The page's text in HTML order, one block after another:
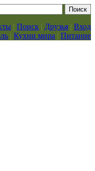
| Поиск | Друзья | Вход
| Кухни мира | Питание